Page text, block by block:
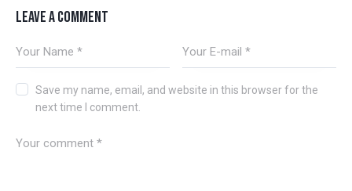
LEAVE A COMMENT
Save my name, email, and website in this browser for the
next time I comment.